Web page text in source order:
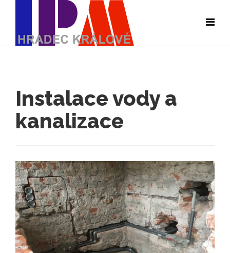
Instalace vody a
kanalizace